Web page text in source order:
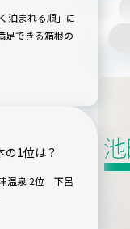
の1位は？